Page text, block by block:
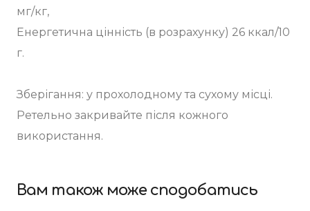
мг/кг,
Енергетична цінність (в розрахунку) 26 ккал/10
г.
Зберігання: у прохолодному та сухому місці.
Ретельно закривайте після кожного
використання.
Вам також може сподобатись